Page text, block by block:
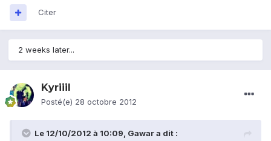
Citer
2 weeks later...
Kyriiil
Posté(e) 28 octobre 2012
Le 12/10/2012 à 10:09, Gawar a dit :